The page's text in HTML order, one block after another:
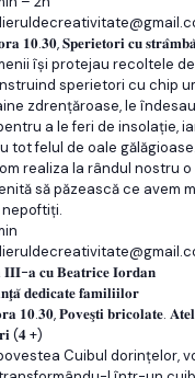
𝐨𝐫𝐚 𝟏𝟎.𝟑𝟎, 𝐒𝐩𝐞𝐫𝐢𝐞𝐭𝐨𝐫𝐢 𝐜𝐮
își protejau recoltele
sperietori cu chip
zdrențăroase, le
a le feri de insolație,
tot felul de oale
realiza la rândul nostru
să păzească ce avem
𝐚 𝐜𝐮 𝐁𝐞𝐚𝐭𝐫𝐢𝐜𝐞 𝐈𝐨𝐫𝐝𝐚𝐧
𝐝𝐞𝐝𝐢𝐜𝐚𝐭𝐞 𝐟𝐚𝐦𝐢𝐥𝐢𝐢𝐥𝐨𝐫
𝟏𝟎.𝟑𝟎, 𝐏𝐨𝐯𝐞𝐬̧𝐭𝐢 𝐛𝐫𝐢𝐜𝐨𝐥𝐚𝐭𝐞.
(𝟒 +)
Cuibul dorinţelor,